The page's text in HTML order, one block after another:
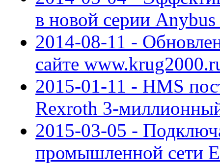
в новой серии
2014-08-11 -
сайте
2015-01-11 - HMS
Rexroth 3-
2015-03-05 -
промышленной сети